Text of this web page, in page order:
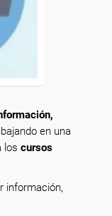
en una
los cursos
información,